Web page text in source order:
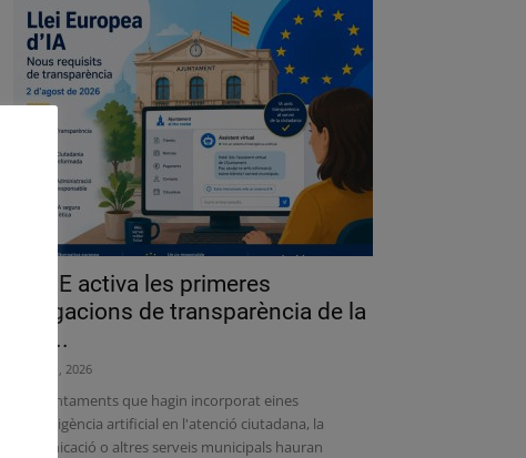
La UE activa les primeres
obligacions de transparència de la
Llei...
juliol 31, 2026
Els ajuntaments que hagin incorporat eines
d'intel·ligència artificial en l'atenció ciutadana, la
comunicació o altres serveis municipals hauran